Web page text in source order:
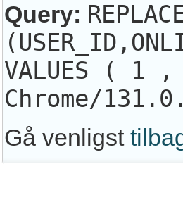
Query:
VALUES (
Chrome/
Gå venligst